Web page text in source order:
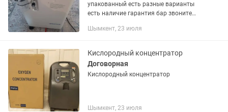
упакованный есть разные варианты
есть наличие гарантия бар звоните
Шымкент, 23 июля
Кислородный концентратор
Договорная
Кислородный концентратор
Шымкент, 23 июля